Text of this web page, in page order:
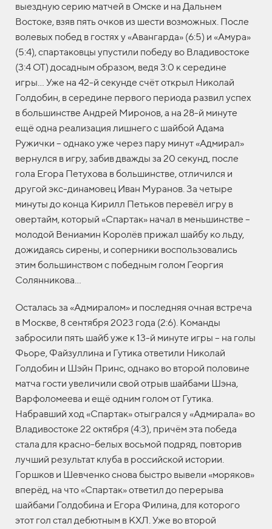
выездную серию матчей в Омске и на Дальнем
Востоке, взяв пять очков из шести возможных. После
волевых побед в гостях у «Авангарда» (6:5) и «Амура»
(5:4), спартаковцы упустили победу во Владивостоке
(3:4 ОТ) досадным образом, ведя 3:0 к середине
игры… Уже на 42-й секунде счёт открыл Николай
Голдобин, в середине первого периода развил успех
в большинстве Андрей Миронов, а на 28-й минуте
ещё одна реализация лишнего с шайбой Адама
Ружички – однако уже через пару минут «Адмирал»
вернулся в игру, забив дважды за 20 секунд, после
гола Егора Петухова в большинстве, отличился и
другой экс-динамовец Иван Муранов. За четыре
минуты до конца Кирилл Петьков перевёл игру в
овертайм, который «Спартак» начал в меньшинстве –
молодой Вениамин Королёв прижал шайбу ко льду,
дожидаясь сирены, и соперники воспользовались
этим большинством с победным голом Георгия
Солянникова…
Осталась за «Адмиралом» и последняя очная встреча
в Москве, 8 сентября 2023 года (2:6). Команды
забросили пять шайб уже к 13-й минуте игры – на голы
Фьоре, Файзуллина и Гутика ответили Николай
Голдобин и Шэйн Принс, однако во второй половине
матча гости увеличили свой отрыв шайбами Шэна,
Варфоломеева и ещё одним голом от Гутика.
Набравший ход «Спартак» отыгрался у «Адмирала» во
Владивостоке 22 октября (4:3), причём эта победа
стала для красно-белых восьмой подряд, повторив
лучший результат клуба в российской истории.
Горшков и Шевченко снова быстро вывели «моряков»
вперёд, на что «Спартак» ответил до перерыва
шайбами Голдобина и Егора Филина, для которого
этот гол стал дебютным в КХЛ. Уже во второй